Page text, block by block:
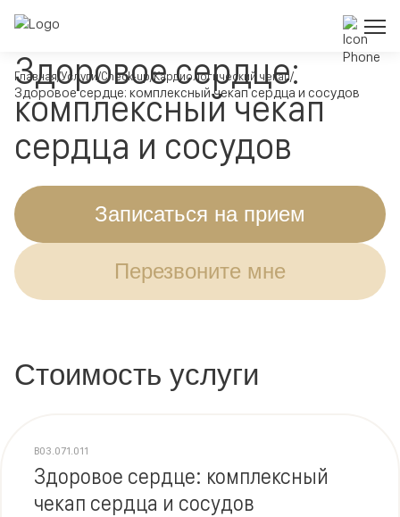
Главная Услуги Check-up Кардиологический чекап
Здоровое сердце: комплексный чекап сердца и сосудов
Здоровое сердце:
комплексный чекап
сердца и сосудов
Записаться на прием
Перезвоните мне
Стоимость услуги
Здоровое сердце: комплексный
чекап сердца и сосудов
В03.071.011